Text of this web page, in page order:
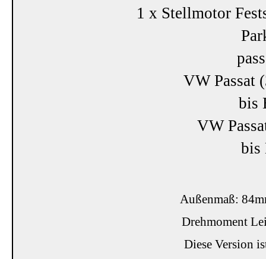
1 x Stellmotor
VW Passat
bis
VW
bis
Außenmaß:
Drehmoment
Diese Version